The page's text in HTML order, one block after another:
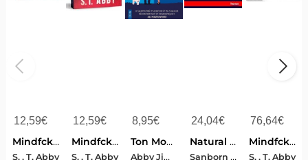
12,59€
Mindfck 4 - Tüm Yalanlar
S. , T. Abby
12,59€
Mindfck 5 - Her Yeri Kizila Boya
S. , T. Abby
8,95€
Ton Monde Et Le Mien
Abby Jimenez
24,04€
Natural history of animals
Sanborn , Tenney-Abby Amy Gove , Tenney
76,64€
Mindfck Tek Kitap Koleksiyon Baskisi Ciltli - Özel Kutulu
S. , T. Abby